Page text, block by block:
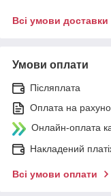
Всі умови доставки
Умови оплати
Післяплата
Оплата на
Онлайн-оплата
Накладений
Всі умови оплати